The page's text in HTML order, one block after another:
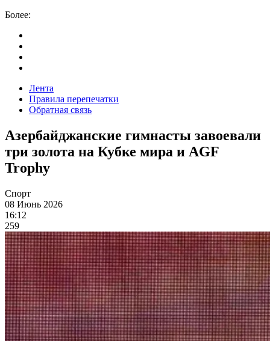
Более:
Лента
Правила перепечатки
Обратная связь
Азербайджанские гимнасты завоевали
три золота на Кубке мира и AGF
Trophy
Спорт
08 Июнь 2026
16:12
259